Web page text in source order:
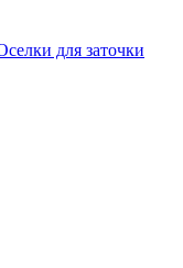
для заточки